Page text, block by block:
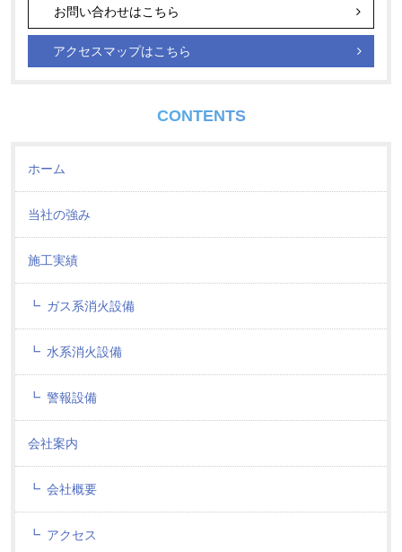
お問い合わせはこちら
アクセスマップはこちら
CONTENTS
ホーム
当社の強み
施工実績
ガス系消火設備
水系消火設備
警報設備
会社案内
会社概要
アクセス